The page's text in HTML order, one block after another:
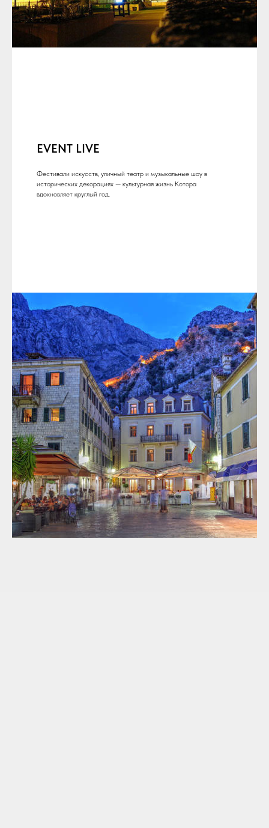
EVENT LIVE
Фестивали искусств, уличный театр и музыкальные шоу в
исторических декорациях — культурная жизнь Котора
вдохновляет круглый год.